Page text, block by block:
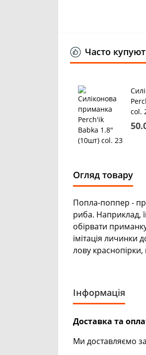
Часто
col.
Огляд товару
Попла-поппер -
риба. Наприклад,
обірвати
імітація
лову
Інформація
Доставка та
Ми доставляємо